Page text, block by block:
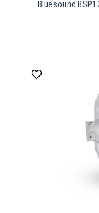
Bluesound